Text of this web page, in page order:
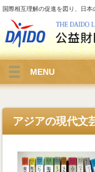
国際相互理解の促進を図り、日
MENU
アジアの現代